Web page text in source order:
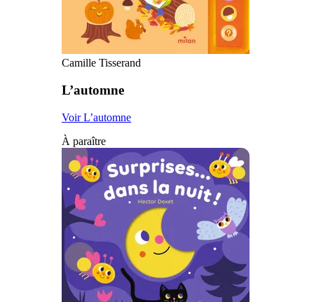
Camille Tisserand
L’automne
Voir L’automne
À paraître